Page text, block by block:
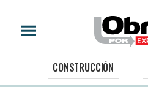
CONSTRUCCIÓN